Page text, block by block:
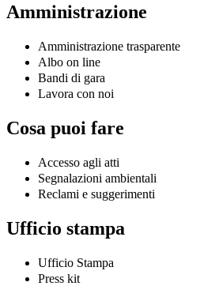
Amministrazione
Amministrazione trasparente
Albo on line
Bandi di gara
Lavora con noi
Cosa puoi fare
Accesso agli atti
Segnalazioni ambientali
Reclami e suggerimenti
Ufficio stampa
Ufficio Stampa
Press kit